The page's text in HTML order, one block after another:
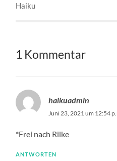
Haiku
1 Kommentar
haikuadmin
Juni 23, 2021 um 12:54
*Frei nach Rilke
ANTWORTEN